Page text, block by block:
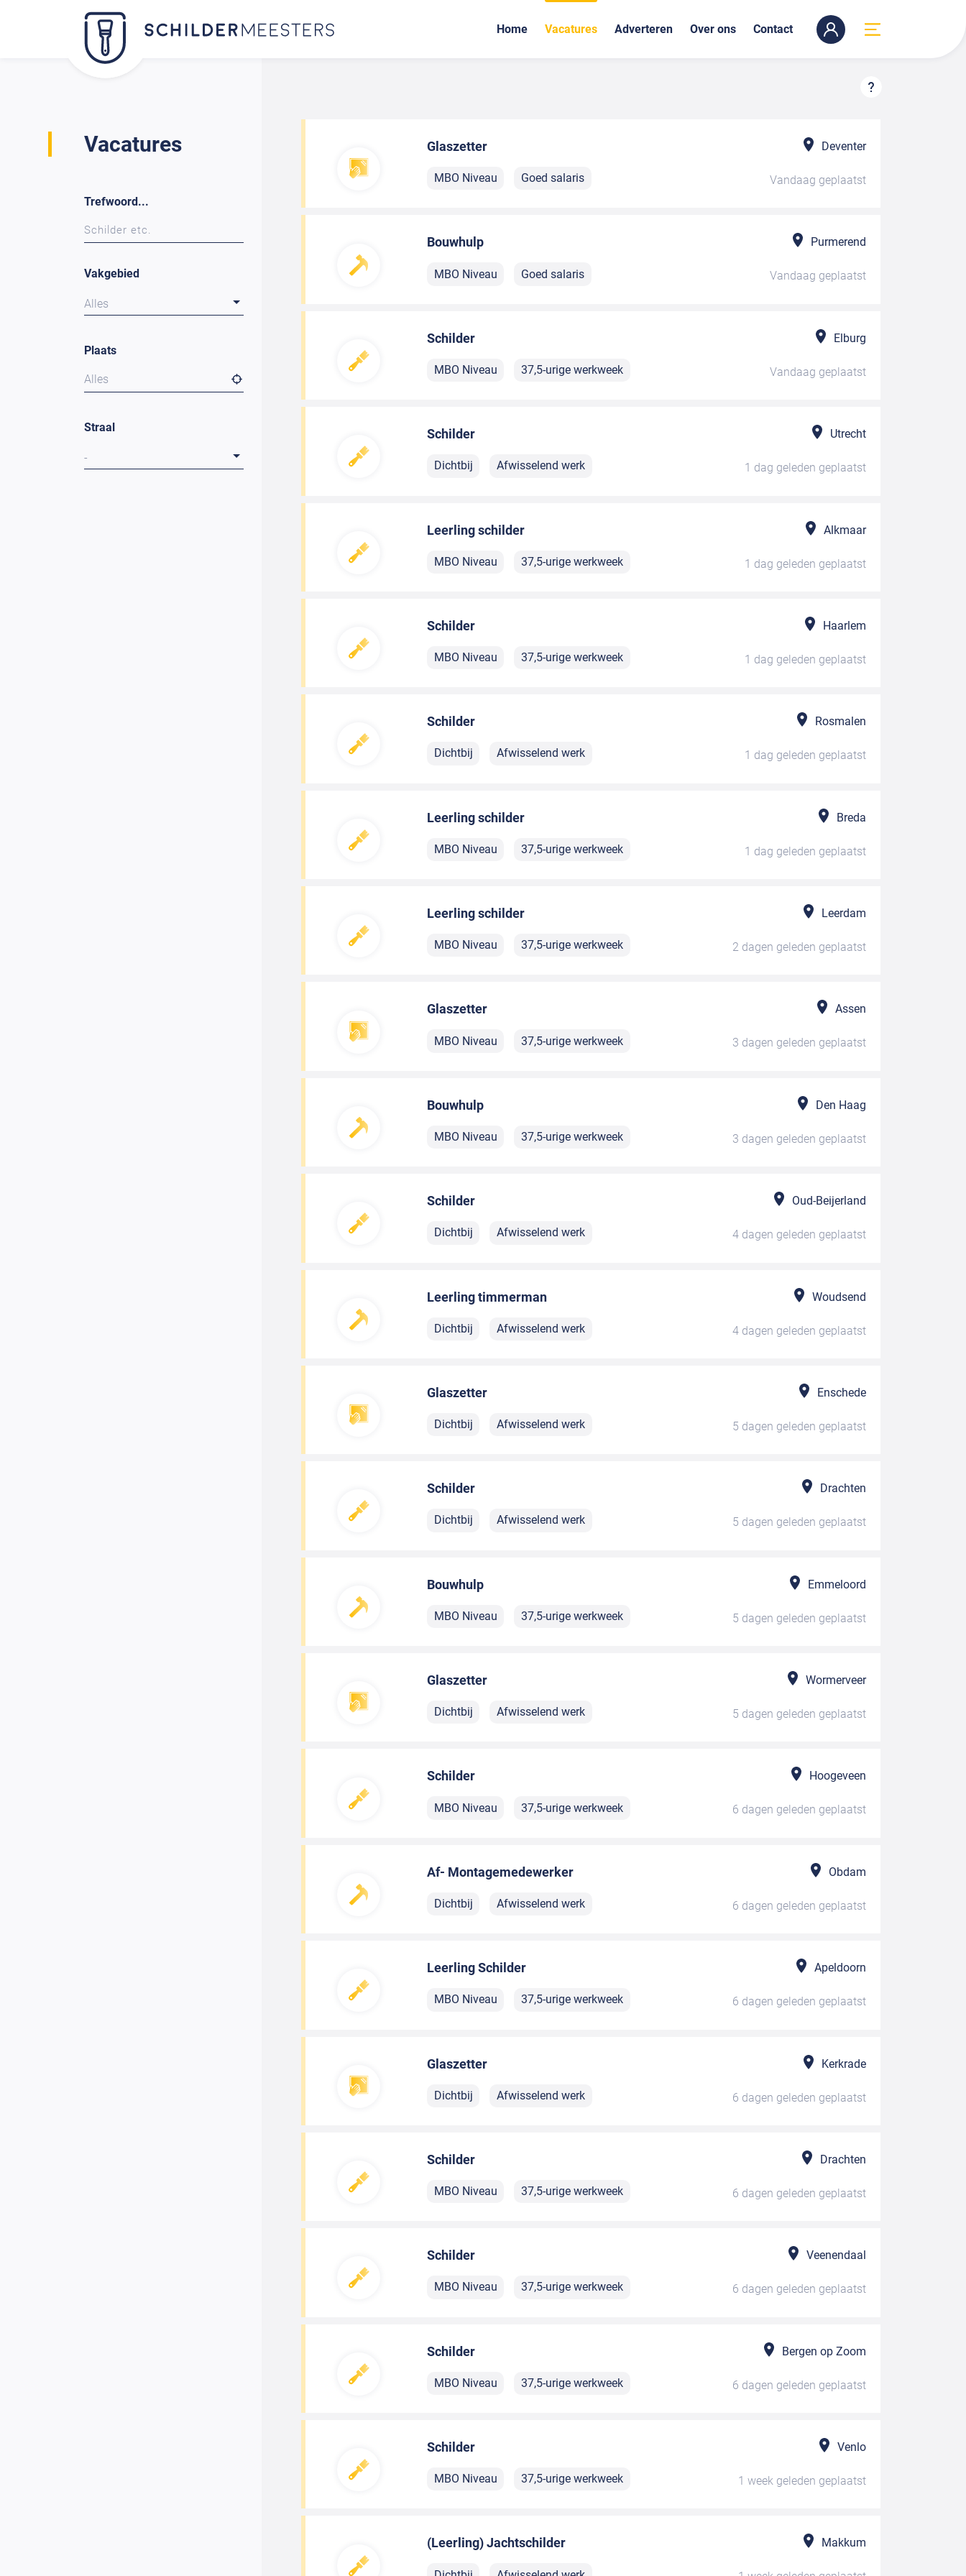
Home Vacatures Adverteren Over ons Contact
Vacatures
Trefwoord...
Vakgebied
Alles
Plaats
Alles
Straal
-
Glaszetter Deventer
MBO Niveau Goed salaris Vandaag geplaatst
Bouwhulp Purmerend
MBO Niveau Goed salaris Vandaag geplaatst
Schilder Elburg
MBO Niveau 37,5-urige werkweek Vandaag geplaatst
Schilder Utrecht
Dichtbij Afwisselend werk 1 dag geleden geplaatst
Leerling schilder Alkmaar
MBO Niveau 37,5-urige werkweek 1 dag geleden geplaatst
Schilder Haarlem
MBO Niveau 37,5-urige werkweek 1 dag geleden geplaatst
Schilder Rosmalen
Dichtbij Afwisselend werk 1 dag geleden geplaatst
Leerling schilder Breda
MBO Niveau 37,5-urige werkweek 1 dag geleden geplaatst
Leerling schilder Leerdam
MBO Niveau 37,5-urige werkweek 2 dagen geleden geplaatst
Glaszetter Assen
MBO Niveau 37,5-urige werkweek 3 dagen geleden geplaatst
Bouwhulp Den Haag
MBO Niveau 37,5-urige werkweek 3 dagen geleden geplaatst
Schilder Oud-Beijerland
Dichtbij Afwisselend werk 4 dagen geleden geplaatst
Leerling timmerman Woudsend
Dichtbij Afwisselend werk 4 dagen geleden geplaatst
Glaszetter Enschede
Dichtbij Afwisselend werk 5 dagen geleden geplaatst
Schilder Drachten
Dichtbij Afwisselend werk 5 dagen geleden geplaatst
Bouwhulp Emmeloord
MBO Niveau 37,5-urige werkweek 5 dagen geleden geplaatst
Glaszetter Wormerveer
Dichtbij Afwisselend werk 5 dagen geleden geplaatst
Schilder Hoogeveen
MBO Niveau 37,5-urige werkweek 6 dagen geleden geplaatst
Af- Montagemedewerker Obdam
Dichtbij Afwisselend werk 6 dagen geleden geplaatst
Leerling Schilder Apeldoorn
MBO Niveau 37,5-urige werkweek 6 dagen geleden geplaatst
Glaszetter Kerkrade
Dichtbij Afwisselend werk 6 dagen geleden geplaatst
Schilder Drachten
MBO Niveau 37,5-urige werkweek 6 dagen geleden geplaatst
Schilder Veenendaal
MBO Niveau 37,5-urige werkweek 6 dagen geleden geplaatst
Schilder Bergen op Zoom
MBO Niveau 37,5-urige werkweek 6 dagen geleden geplaatst
Schilder Venlo
MBO Niveau 37,5-urige werkweek 1 week geleden geplaatst
(Leerling) Jachtschilder Makkum